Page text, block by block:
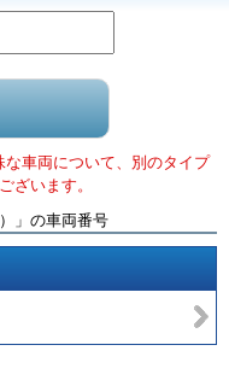
車両について、別のタイプ
ざいます。
」 の車両番号